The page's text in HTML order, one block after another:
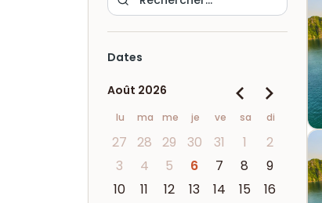
Dates
Août 2026
lu ma me je ve sa di
27 28 29 30 31 1
2
3
4 5 6 7 8
9
10
11 12 13 14 15
16